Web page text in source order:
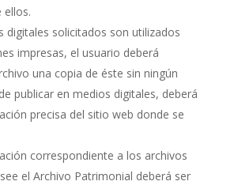
ellos.
digitales solicitados son utilizados
impresas, el usuario deberá
una copia de éste sin ningún
publicar en medios digitales, deberá
precisa del sitio web donde se
correspondiente a los archivos
el Archivo Patrimonial deberá ser